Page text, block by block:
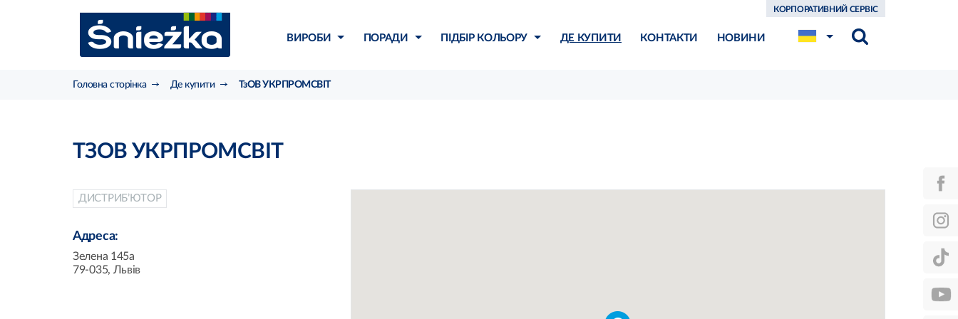
ВИРОБИ ПОРАДИ ПІДБІР КОЛЬОРУ ДЕ КУПИТИ КОНТАКТИ НОВИНИ
КОРПОРАТИВНИЙ СЕРВІС
Головна сторінка Де купити ТзОВ УКРПРОМСВІТ
ТЗОВ УКРПРОМСВІТ
ДИСТРИБ’ЮТОР
Адреса:
Зелена 145а
79-035, Львів